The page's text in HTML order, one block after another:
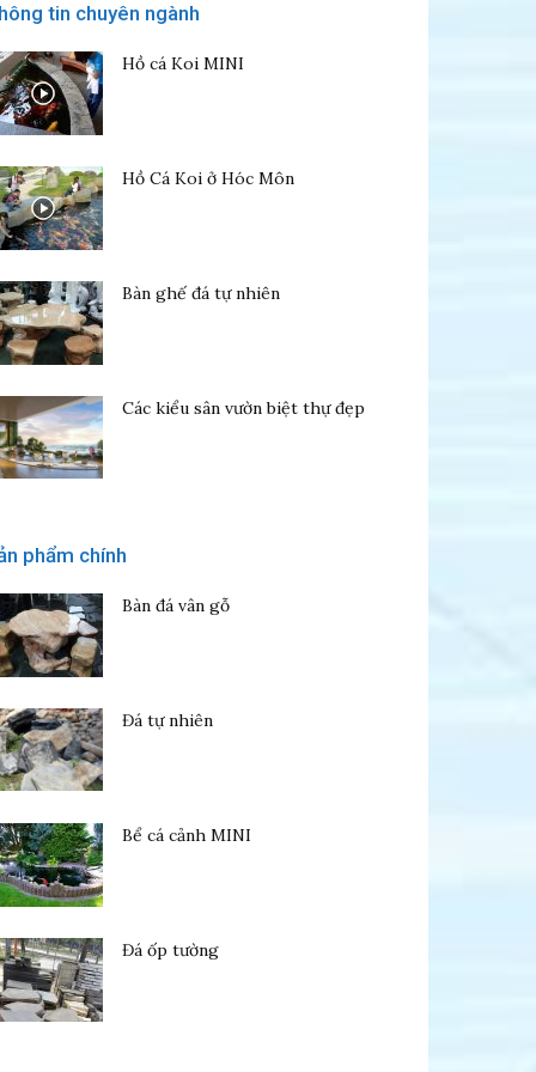
tin chuyên ngành
Hồ cá Koi MINI
Hồ Cá Koi ở Hóc Môn
Bàn ghế đá tự nhiên
Các kiểu sân vườn biệt thự đẹp
phẩm chính
Bàn đá vân gỗ
Đá tự nhiên
Bể cá cảnh MINI
Đá ốp tường